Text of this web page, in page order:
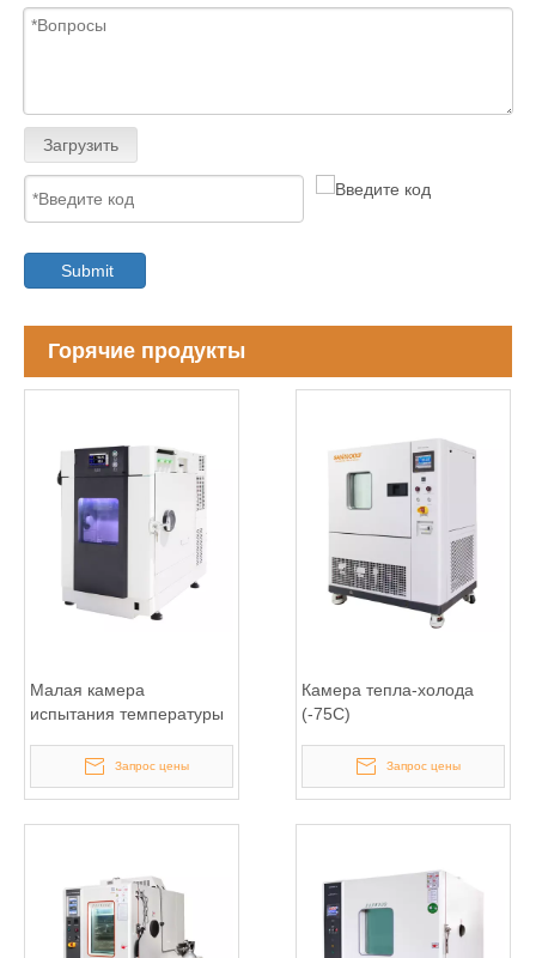
Загрузить
Submit
Горячие продукты
Малая камера
испытания температуры
Запрос цены
Камера тепла-холода
(-75С)
Запрос цены